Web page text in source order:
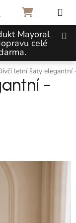
Mayoral
celé
Hledat NÁKUPNÍ
letní šaty elegantní
-